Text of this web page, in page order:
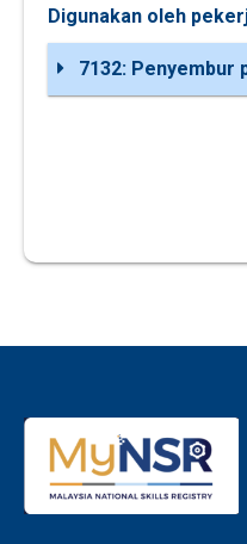
Digunakan oleh
7132: Penyembur